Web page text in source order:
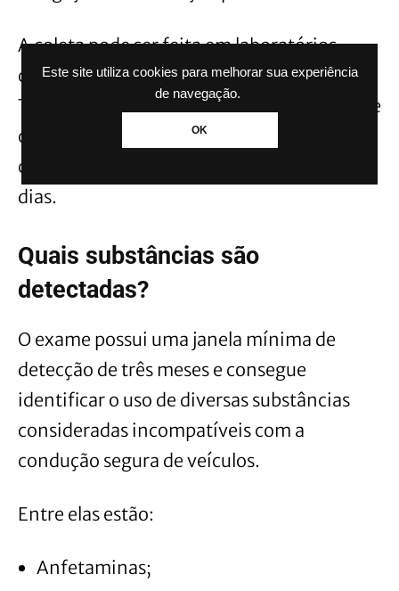
Este site utiliza cookies para melhorar sua experiência
de navegação.
OK
A coleta pode ser feita em laboratórios
credenciados pela Secretaria Nacional de
Trânsito (Senatran), utilizando amostras de
cabelo, pelos ou unhas para identificar o
consumo de substâncias nos últimos 90
dias.
Quais substâncias são
detectadas?
O exame possui uma janela mínima de
detecção de três meses e consegue
identificar o uso de diversas substâncias
consideradas incompatíveis com a
condução segura de veículos.
Entre elas estão:
Anfetaminas;